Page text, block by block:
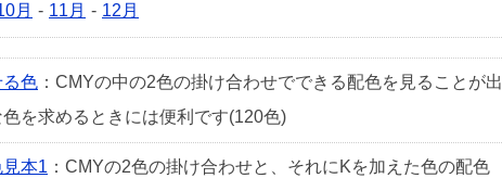
月 - 11月 - 12月
色 ：CMYの中の2色の掛け合わせでできる配色を見ることが出
を求めるときには便利です(120色)
本1 ：CMYの2色の掛け合わせと、それにKを加えた色の配色